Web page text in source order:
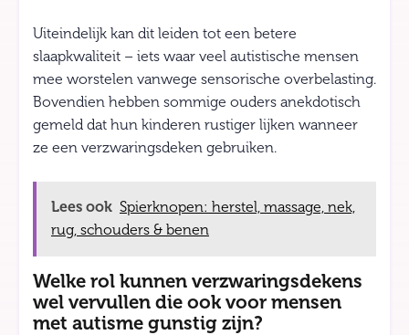
Uiteindelijk kan dit leiden tot een betere
slaapkwaliteit – iets waar veel autistische mensen
mee worstelen vanwege sensorische overbelasting.
Bovendien hebben sommige ouders anekdotisch
gemeld dat hun kinderen rustiger lijken wanneer
ze een verzwaringsdeken gebruiken.
Lees ook Spierknopen: herstel, massage, nek,
rug, schouders & benen
Welke rol kunnen verzwaringsdekens
wel vervullen die ook voor mensen
met autisme gunstig zijn?